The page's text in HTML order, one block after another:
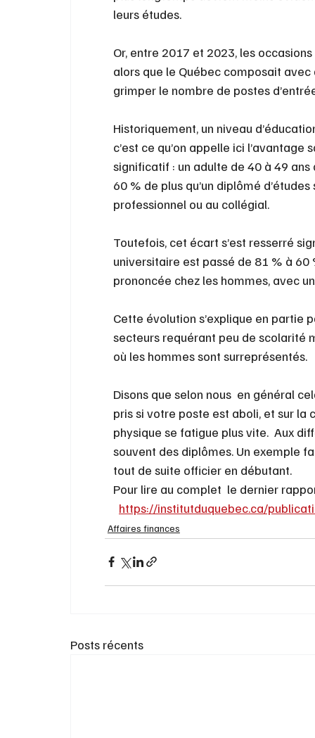
leurs études.
Or, entre 2017 et 2023, les
alors que le Québec composait
grimper le nombre de postes
Historiquement, un niveau
c’est ce qu’on appelle ici
significatif : un adulte de 40 à 49
60 % de plus qu’un diplômé
professionnel ou au collégial.
Toutefois, cet écart s’est resserré
universitaire est passé de 81 % à
prononcée chez les hommes, avec
Cette évolution s’explique en partie
secteurs requérant peu de scolarité
où les hommes sont surreprésentés.
Disons que selon nous  en général
pris si votre poste est aboli, et sur la
physique se fatigue plus vite.  Aux
souvent des diplômes. Un exemple
tout de suite officier en débutant.
Pour lire au complet  le dernier
https://institutduquebec.ca/
Affaires finances
Posts récents